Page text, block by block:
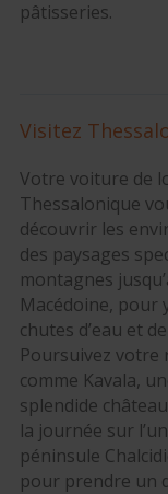
pâtisseries.
Visitez
Votre voiture de
Thessalonique
découvrir les
des paysages
montagnes
Macédoine, pour
chutes d’eau et
Poursuivez votre
comme Kavala,
splendide
la journée sur
péninsule
pour prendre un